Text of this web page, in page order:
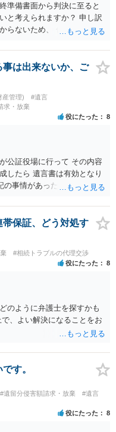
準備書面から判決に至ると
と考えられますか？ 申し訳
らないため、 何とも回答が
資料を持って面談相談に行
回答するなら、和解案と判
）食い違うことが多いで
０万円支払え、という結論
和解案として提示しても、
り和解に応じようという気
、７０万円でまとめた方が
きます。 応じるかどうか
う点についての検討が不可
相談するか、資料を持って
。
は出来ないか、ご
産管理)
#遺言
求・放棄
役にたった 8
公証役場に行って その内容
したら 遺言書は有効となり
の事情があったことが証明で
「ここにいたら殺される」
会は出来ない。俺は携帯電
の話は聞かなくて良い」と
事に毒が入っている」「体
ったです。 当時の診療記
弁護士に面談で相談された
保証、どう対処す
#相続トラブルの代理交渉
役にたった 8
のように弁護士を探すかも
、よい解決になることをお
す。
#遺留分侵害額請求・放棄
#遺言
役にたった 8